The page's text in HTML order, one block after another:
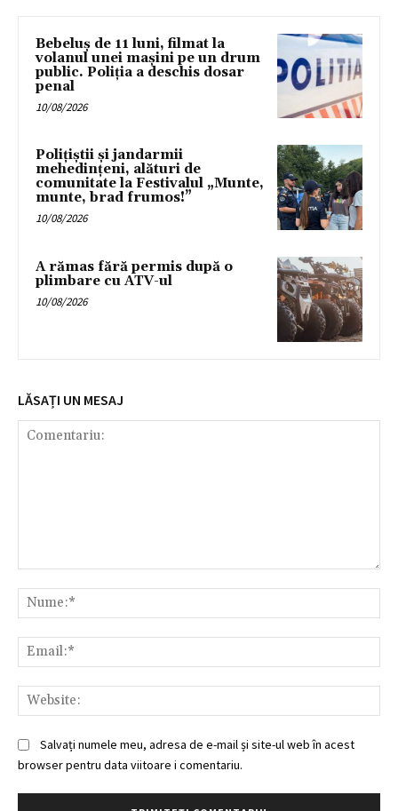
Bebeluș de 11 luni, filmat la
volanul unei mașini pe un drum
public. Poliția a deschis dosar
penal
10/08/2026
Polițiștii și jandarmii
mehedințeni, alături de
comunitate la Festivalul „Munte,
munte, brad frumos!”
10/08/2026
A rămas fără permis după o
plimbare cu ATV-ul
10/08/2026
LĂSAȚI UN MESAJ
Salvați numele meu, adresa de e-mail și site-ul web în acest
browser pentru data viitoare i comentariu.